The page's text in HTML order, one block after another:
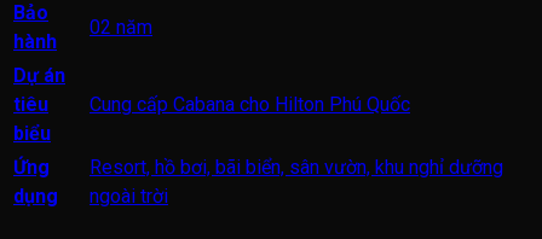
Bảo
hành
02 năm
Dự án
tiêu
biểu
Cung cấp Cabana cho Hilton Phú Quốc
Ứng
dụng
Resort, hồ bơi, bãi biển, sân vườn, khu nghỉ dưỡng
ngoài trời